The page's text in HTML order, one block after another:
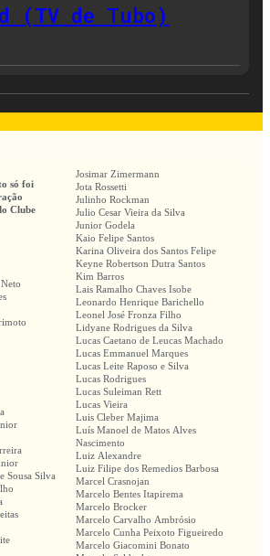
(TV de Tubo)
só foi
Clube
Sousa Silva
Josimar Zimermann
Jota Rossetti
Julinho Rockman
Julio Cesar Vieira da Silva
Junior Godela
Kaio Felipe Santos
Karina Oliveira dos Santos Felipe
Keyne Robertson Dutra Santos
Kim Barros
Lais Ramalho Chaves Isobe
Leonardo Henrique Barichello
Leonel José Fronza Filho
Lidyane Rodrigues da Silva
Lucas Caetano de Leucas Machado
Lucas Emmanuel Marques
Lucas Leite Raposo e Silva
Lucas Rodrigues
Lucas Suleiman Rett
Lucas Vieira
Luis Cleber Majima
Luís Manoel de Matos Alves
Nascimento
Luiz Alexandre
Luiz Filipe dos Remedios Barbosa
Marcel Crasnojan
Marcelo Bentes Itapirema
Marcelo Brocker
Marcelo Carvalho Ambrósio
Marcelo Cunha Peixoto Figueiredo
Marcelo Giacomini Bonato